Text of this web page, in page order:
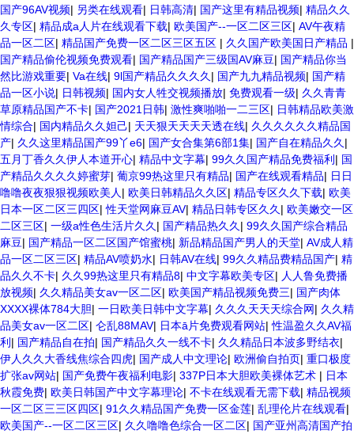
国产96AV视频| 另类在线观看| 日韩高清| 国产这里有精品视频| 精品久久
久专区| 精品成a人片在线观看下载| 欧美国产--一区二区三区| AV午夜精
品一区二区| 精品国产免费一区二区三区五区 | 久久国产欧美国日产精品 |
国产精品偷伦视频免费观看| 国产精品国产三级国AV麻豆| 国产精品你当
然比游戏重要| Va在线| 9l国产精品久久久久 | 国产九九精品视频| 国产精
品一区小说| 日韩视频| 国内女人牲交视频播放| 免费观看一级| 久久青青
草原精品国产不卡| 国产2021日韩| 激性爽啪啪一二三区| 日韩精品欧美激
情综合| 国内精品久久妲己| 天天狠天天天天透在线| 久久久久久久精品国
产| 久久这里精品国产99丫e6| 国产女合集第6部1集| 国产自在精品久久 |
五月丁香久久伊人本道开心| 精品中文字幕| 99久久国产精品免费福利 | 国
产精品久久久久婷蜜芽| 葡京99热这里只有精品| 国产在线观看精品| 日日
噜噜夜夜狠狠视频欧美人 | 欧美日韩精品久久区| 精品专区久久下载| 欧美
日本一区二区三四区|性天堂网麻豆AV| 精品日韩专区久久 | 欧美嫩交一区
二区三区| 一级a性色生活片久久 | 国产精品热久久 | 99久久国产综合精品
麻豆| 国产精品一区二区国产馆蜜桃| 新品精品国产男人的天堂| AV成人精
品一区二区三区| 精品AV喷奶水| 日韩AV在线| 99久久精品费精品国产| 精
品久久不卡| 久久99热这里只有精品8| 中文字幕欧美专区| 人人鲁免费播
放视频| 久久精品美女av一区二区| 欧美国产精品视频免费三| 国产肉体
XXXX裸体784大胆| 一日欧美日韩中文字幕| 久久久天天天综合网| 久久精
品美女av一区二区| 仑乱88MAV| 日本ā片免费观看网站|性温盈久久AV福
利 | 国产精品自在拍| 国产精品久久一线不卡| 久久精品日本波多野结衣|
伊人久久大香线焦综合四虎| 国产成人中文理论| 欧洲偷自拍页| 重口极度
扩张av网站| 国产免费午夜福利电影| 337P日本大胆欧美裸体艺术 | 日本
秋霞免费| 欧美日韩国产中文字幕理论| 不卡在线观看无需下载| 精品视频
一区二区三三区四区| 91久久精品国产免费一区金莲| 乱理伦片在线观看|
欧美国产--一区二区三区| 久久噜噜色综合一区二区| 国产亚州高清国产拍